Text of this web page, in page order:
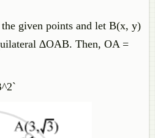
given points and let B(x, y)
∆OAB. Then, OA =